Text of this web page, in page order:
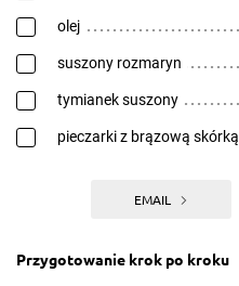
olej
suszony rozmaryn
tymianek suszony
pieczarki z brązową skórką
EMAIL
Przygotowanie krok po kroku